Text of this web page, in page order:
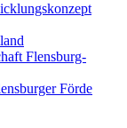
Flensburg-
Förde